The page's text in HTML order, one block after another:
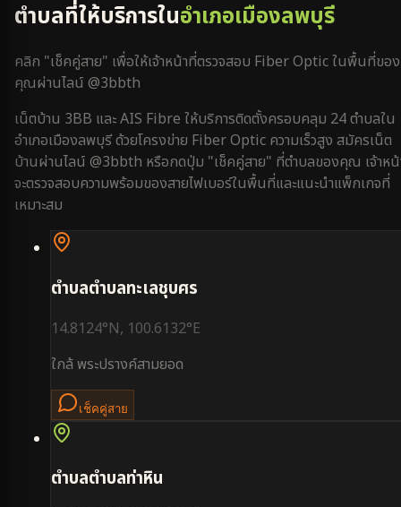
ตำบลที่ให้บริการในอำเภอเมืองลพบุรี
คลิก "เช็คคู่สาย" เพื่อให้เจ้าหน้าที่ตรวจสอบ Fiber Optic ในพื้นที่ของ
คุณผ่านไลน์ @3bbth
เน็ตบ้าน 3BB และ AIS Fibre ให้บริการติดตั้งครอบคลุม 24ตำบลใน
อำเภอเมืองลพบุรีด้วยโครงข่าย Fiber Optic ความเร็วสูง สมัครเน็ต
บ้านผ่านไลน์ @3bbth หรือกดปุ่ม "เช็คคู่สาย" ที่ตำบลของคุณ เจ้าห
จะตรวจสอบความพร้อมของสายไฟเบอร์ในพื้นที่และแนะนำแพ็กเกจที่
เหมาะสม
ตำบลตำบลทะเลชุบศร
14.8124°N, 100.6132°E
ใกล้พระปรางค์สามยอด
เช็คคู่สาย
ตำบลตำบลท่าหิน